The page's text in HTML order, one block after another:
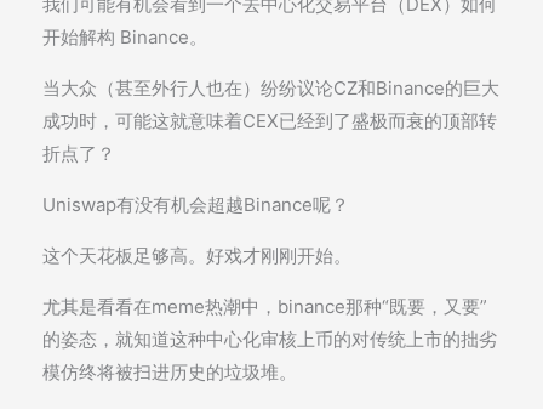
开始解构 Binance。
当大众（甚至外行人也在）纷纷议论CZ和Binance的巨大
成功时，可能这就意味着CEX已经到了盛极而衰的顶部转
折点了？
Uniswap有没有机会超越Binance呢？
这个天花板足够高。好戏才刚刚开始。
尤其是看看在meme热潮中，binance那种“既要，又要”
的姿态，就知道这种中心化审核上币的对传统上市的拙劣
模仿终将被扫进历史的垃圾堆。